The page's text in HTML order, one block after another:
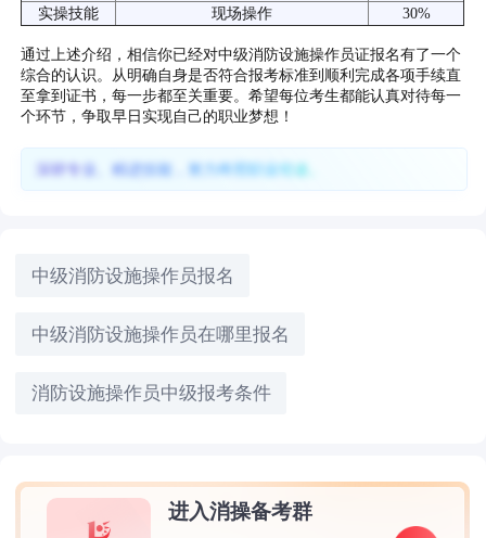
实操技能
现场操作 30%
通过上述介绍，相信你已经对中级消防设施操作员证报名有了一个
综合的认识。从明确自身是否符合报考标准到顺利完成各项手续直
至拿到证书，每一步都至关重要。希望每位考生都能认真对待每一
个环节，争取早日实现自己的职业梦想！
深耕专业、精进技能，努力终照职业坦途。
中级消防设施操作员报名
中级消防设施操作员在哪里报名
消防设施操作员中级报考条件
进入消操备考群